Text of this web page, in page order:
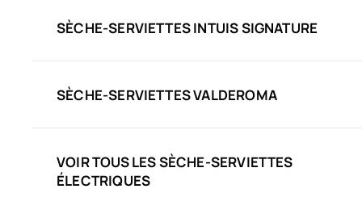
SÈCHE-SERVIETTES INTUIS SIGNATURE
SÈCHE-SERVIETTES VALDEROMA
VOIR TOUS LES SÈCHE-SERVIETTES
ÉLECTRIQUES